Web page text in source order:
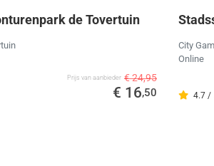
de Tovertuin
Prijs van aanbieder € 24,95
€ 16,50
City
Online
4.7 /